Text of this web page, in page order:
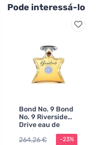
Pode interessá-lo
Bond No. 9 Bond
No. 9 Riverside
Drive eau de
parfum para
homens
264,26 € -23%